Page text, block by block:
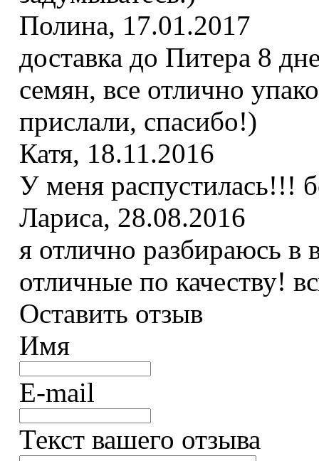
Полина, 17.01.2017
доставка до Питера 8
семян, все отлично
прислали, спасибо!)
Катя, 18.11.2016
У меня распустилась!!!
Лариса, 28.08.2016
я отлично разбираюсь в
отличные по качеству!
Оставить отзыв
Имя
E-mail
Текст вашего отзыва